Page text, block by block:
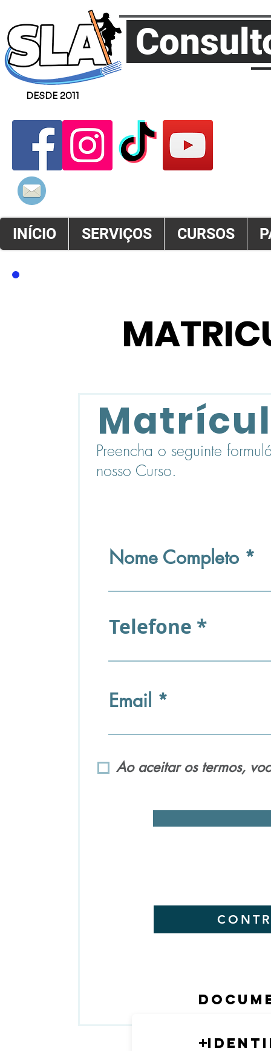
DESDE 2011
INÍCIO SERVIÇOS CURSOS
Preencha o seguinte
nosso Curso.
Nome Completo
Telefone
Email
Ao aceitar os termos,